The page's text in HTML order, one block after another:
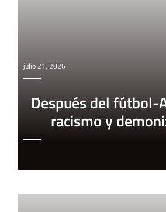
julio 21, 2026
Después del fútbol-
racismo y